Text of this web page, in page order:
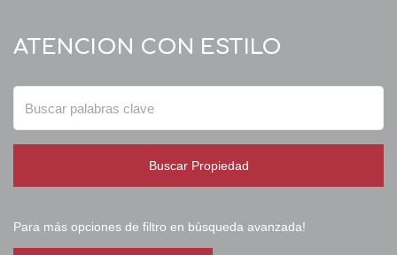
ATENCION CON ESTILO
Buscar Propiedad
Para más opciones de filtro en búsqueda avanzada!